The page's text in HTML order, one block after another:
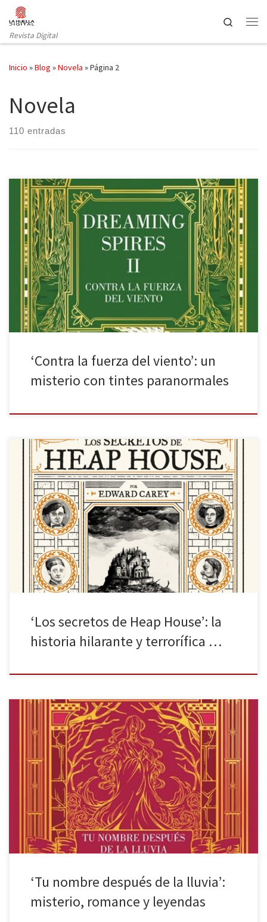
Saltar al contenido
Revista Digital
Search
Inicio »Blog »Novela »Página 2
Novela
110 entradas
Contra la fuerza del viento es la segunda entrega de Dreaming
Spires de Victoria Álvarez publicada por Suma de Letras. Las
historias no siempre poseen dos puntos de vista, pues la realidad
no es maniquea. Cuando se trata de descubrir los hechos tras la
subjetividad, los juicios de valor y […]
‘Contra la fuerza del viento’: un
misterio con tintes paranormales
«Las cosas no son lo que parecen. Nunca confíes en las cosas» Los
Iremonger son una familia peculiar. Es una afirmación, me diréis,
que puede hacerse de la mayoría de las familias. Pero qué
pasaría si os digo que se ha montado toda una crisis de Estado
Iremonger porque la […]
‘Los secretos de Heap House’: la
historia hilarante y terrorífica …
Tu nombre después de la lluvia (Dreaming Spires I) de Victoria
Álvarez regresa a las librerías con una nueva apariencia, de nuevo,
de la mano de Lumen. Una serendipia puede aparecer en
cualquier lugar, también las amistades, el amor o los misterios. En
ocasiones, ello se le podría achacar a […]
‘Tu nombre después de la lluvia’:
misterio, romance y leyendas